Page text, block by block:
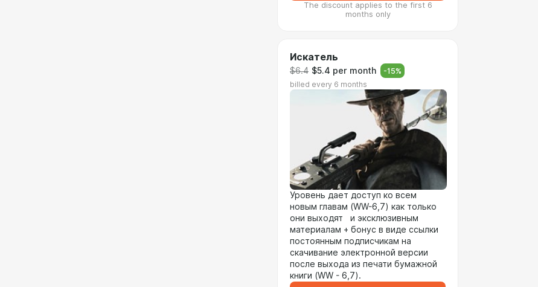
The discount applies to the first 6
months only
Искатель
$6.4 $5.4 per month -15%
billed every 6 months
Уровень дает доступ ко всем
новым главам (WW-6,7) как только
они выходят и эксклюзивным
материалам + бонус в виде ссылки
постоянным подписчикам на
скачивание электронной версии
после выхода из печати бумажной
книги (WW - 6,7).